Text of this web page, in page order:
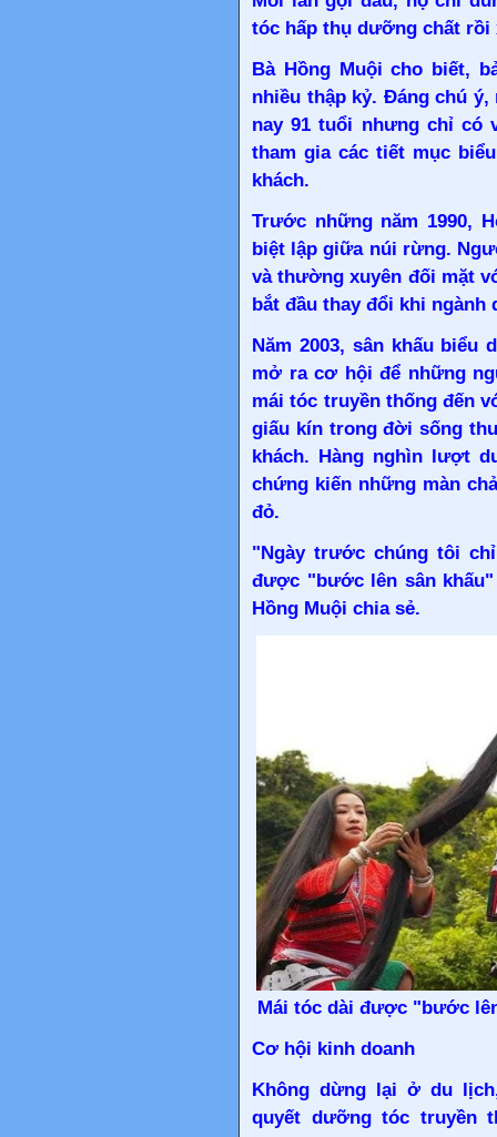
tóc hấp thụ dưỡng chất rồi
Bà Hồng Muội cho biết,
nhiều thập kỷ. Đáng chú ý,
nay 91 tuổi nhưng chỉ có
tham gia các tiết mục
khách.
Trước những năm 1990,
biệt lập giữa núi rừng.
và thường xuyên đối mặt
bắt đầu thay đổi khi ngành
Năm 2003, sân khấu biểu
mở ra cơ hội để những
mái tóc truyền thống đến
giấu kín trong đời sống
khách. Hàng nghìn lượt
chứng kiến những màn
đỏ.
"Ngày trước chúng tôi
được "bước lên sân
Hồng Muội chia sẻ.
Mái tóc dài được "bước
Cơ hội kinh doanh
Không dừng lại ở du
quyết dưỡng tóc truyền